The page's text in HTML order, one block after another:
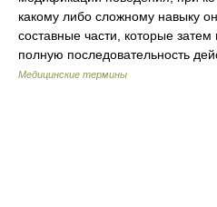
какому либо сложному навыку
составные части, которые
полную последовательность
Медицинские термины